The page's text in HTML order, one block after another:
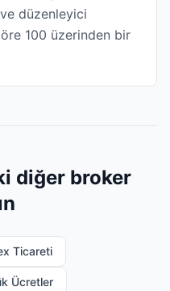
düzenleyici
100 üzerinden bir
diğer broker
Ticareti
Ücretler